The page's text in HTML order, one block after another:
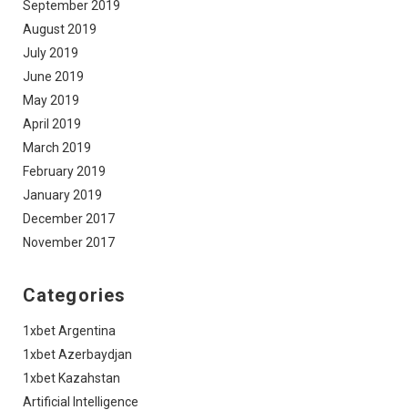
September 2019
August 2019
July 2019
June 2019
May 2019
April 2019
March 2019
February 2019
January 2019
December 2017
November 2017
Categories
1xbet Argentina
1xbet Azerbaydjan
1xbet Kazahstan
Artificial Intelligence